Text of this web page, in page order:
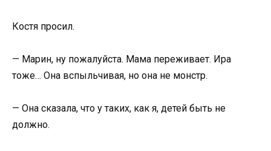
Костя просил.
— Марин, ну пожалуйста. Мама переживает. Ира
тоже… Она вспыльчивая, но она не монстр.
— Она сказала, что у таких, как я, детей быть не
должно.